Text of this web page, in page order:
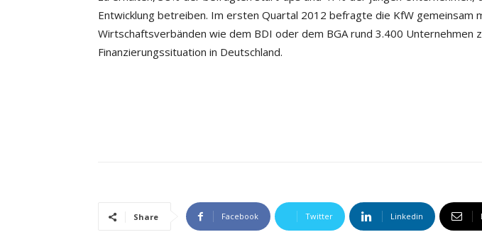
Entwicklung betreiben. Im ersten Quartal 2012 befragte die KfW gemeinsam
Wirtschaftsverbänden wie dem BDI oder dem BGA rund 3.400 Unternehmen
Finanzierungssituation in Deutschland.
Share Facebook Twitter Linkedin